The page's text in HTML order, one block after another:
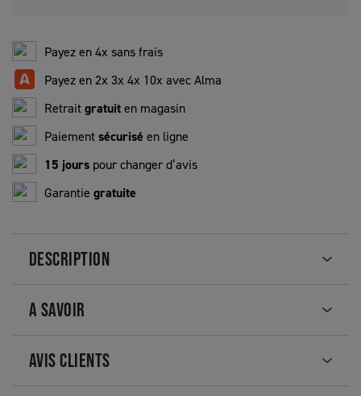
Payez en 4x sans frais
Payez en 2x 3x 4x 10x avec Alma
Retraitgratuiten magasin
Paiementsécurisé en ligne
15 jours pour changer d’avis
Garantie gratuite
DESCRIPTION
A SAVOIR
AVIS CLIENTS